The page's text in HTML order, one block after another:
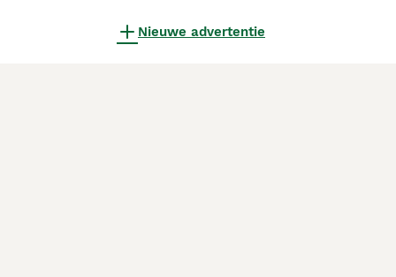
Nieuwe advertentie